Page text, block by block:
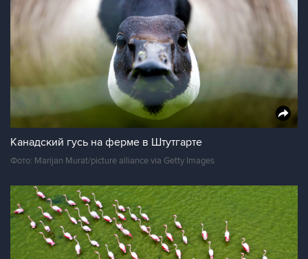
Канадский гусь на ферме в Штутгарте
Фото: Marijan Murat/picture alliance via Getty Images